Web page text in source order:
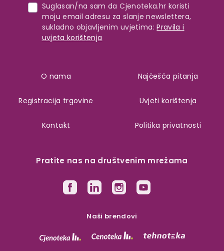
Suglasan/na sam da Cjenoteka.hr koristi
moju email adresu za slanje newslettera,
sukladno objavljenim uvjetima: Pravila i
uvjeta korištenja
Pratite nas na društvenim mrežama
Naši brendovi
O nama
Registracija trgovine
Kontakt
Najčešća pitanja
Uvjeti korištenja
Politika privatnosti